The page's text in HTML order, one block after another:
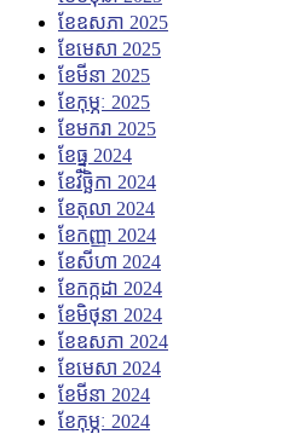
ខែ​ឧសភា 2025
ខែ​មេសា 2025
ខែ​មីនា 2025
ខែ​កុម្ភៈ 2025
ខែ​មករា 2025
ខែ​ធ្នូ 2024
ខែ​វិច្ឆិកា 2024
ខែ​តុលា 2024
ខែ​កញ្ញា 2024
ខែ​សីហា 2024
ខែ​កក្កដា 2024
ខែ​មិថុនា 2024
ខែ​ឧសភា 2024
ខែ​មេសា 2024
ខែ​មីនា 2024
ខែ​កុម្ភៈ 2024